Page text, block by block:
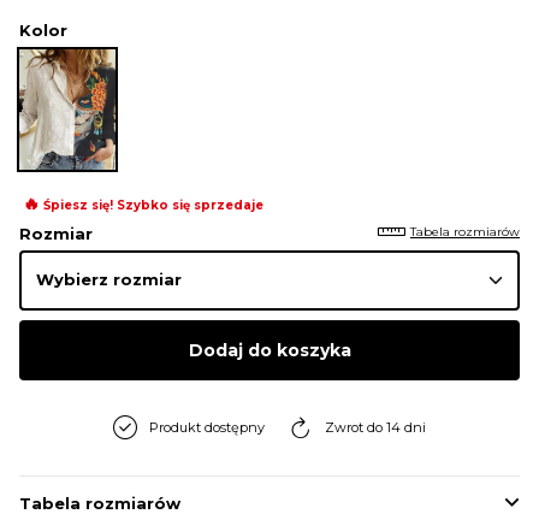
KOMBINEZONY
DRESY
MARYNARKI
SWETRY
Kolor
🔥 Śpiesz się! Szybko się sprzedaje
Rozmiar Tabela rozmiarów
Dodaj do koszyka
Produkt dostępny Zwrot do 14 dni
Tabela rozmiarów